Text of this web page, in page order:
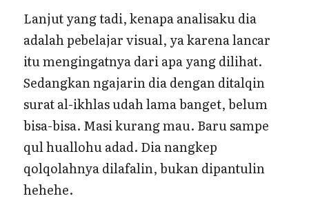
Lanjut yang tadi, kenapa analisaku dia
adalah pebelajar visual, ya karena lancar
itu mengingatnya dari apa yang dilihat.
Sedangkan ngajarin dia dengan ditalqin
surat al-ikhlas udah lama banget, belum
bisa-bisa. Masi kurang mau. Baru sampe
qul huallohu adad. Dia nangkep
qolqolahnya dilafalin, bukan dipantulin
hehehe.